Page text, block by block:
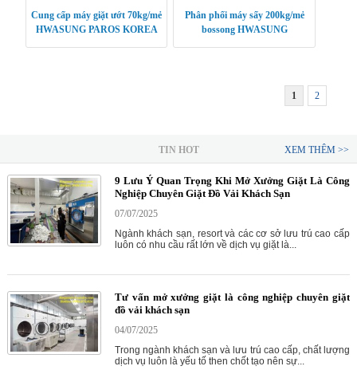
Cung cấp máy giặt ướt 70kg/mẻ
HWASUNG PAROS KOREA
Phân phối máy sấy 200kg/mẻ
bossong HWASUNG
1 2
TIN HOT XEM THÊM >>
9 Lưu Ý Quan Trọng Khi Mở Xưởng Giặt Là Công
Nghiệp Chuyên Giặt Đồ Vải Khách Sạn
07/07/2025
Ngành khách sạn, resort và các cơ sở lưu trú cao cấp
luôn có nhu cầu rất lớn về dịch vụ giặt là...
Tư vấn mở xưởng giặt là công nghiệp chuyên giặt
đồ vải khách sạn
04/07/2025
Trong ngành khách sạn và lưu trú cao cấp, chất lượng
dịch vụ luôn là yếu tố then chốt tạo nên sự...